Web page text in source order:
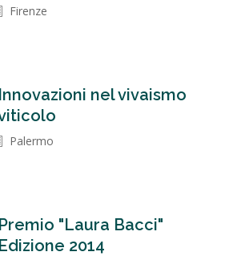
Firenze
Innovazioni nel vivaismo
Palermo
Premio "Laura Bacci"
Edizione 2014